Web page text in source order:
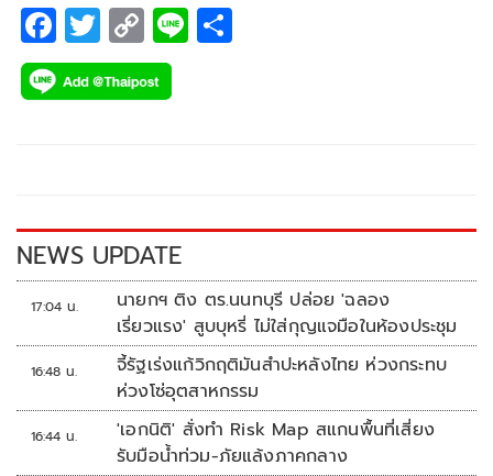
F
ac
e
k
T
wi
tt
C
o
p
k
Li
NEWS UPDATE
17:04 น.
นายกฯ ติง ตร.นนทบุรี ปล่อย 'ฉลอง
เรี่ยวแรง' สูบบุหรี่ ไม่ใส่กุญแจมือในห้องประชุม
16:48 น.
จี้รัฐเร่งแก้วิกฤติมันสำปะหลังไทย ห่วงกระทบ
ห่วงโซ่อุตสาหกรรม
16:44 น.
'เอกนิติ' สั่งทำ Risk Map สแกนพื้นที่เสี่ยง
รับมือน้ำท่วม-ภัยแล้งภาคกลาง